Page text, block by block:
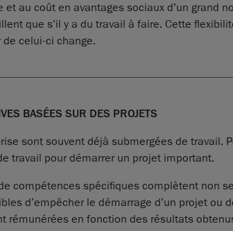
au coût en avantages sociaux d’un grand
que s’il y a du travail à faire. Cette
celui-ci change.
BASÉES SUR DES PROJETS
sont souvent déjà submergées de
travail pour démarrer un projet important.
compétences spécifiques complètent non
d’empêcher le démarrage d’un projet
rémunérées en fonction des résultats